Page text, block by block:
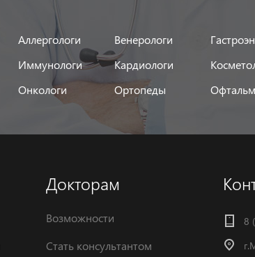
Аллергологи Венерологи
Иммунологи
Кардиологи
Онкологи
Ортопеды
Докторам
Возможности
Стать консультантом
8